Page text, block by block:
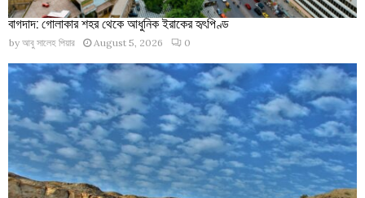
বাগদাদ: গোলাকার শহর থেকে আধুনিক ইরাকের হৃৎপিণ্ড
by আবু সালেহ পিয়ার August 5, 2026 0